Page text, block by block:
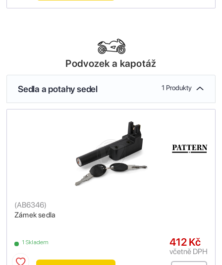
Podvozek a kapotáž
Sedla a potahy sedel 1 Produkty
Zámek sedla
(AB6346)
1 Skladem 412 Kč
včetně DPH